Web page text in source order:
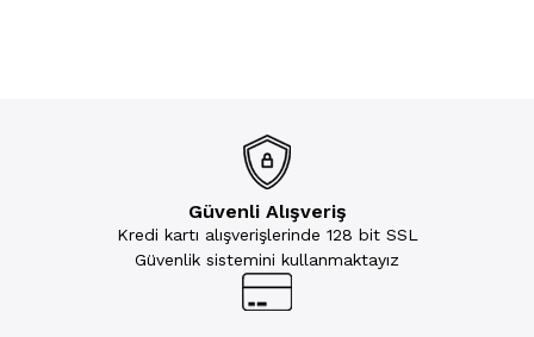
Güvenli Alışveriş
Kredi kartı alışverişlerinde 128 bit SSL
Güvenlik sistemini kullanmaktayız